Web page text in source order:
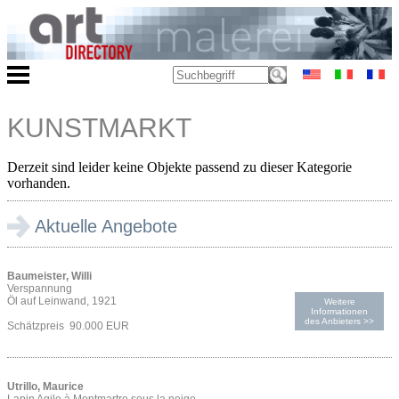
KUNSTMARKT
Derzeit sind leider keine Objekte passend zu dieser Kategorie
vorhanden.
Aktuelle Angebote
Baumeister, Willi
Verspannung
Öl auf Leinwand, 1921
Schätzpreis 90.000 EUR
Weitere
Informationen
des Anbieters >>
Utrillo, Maurice